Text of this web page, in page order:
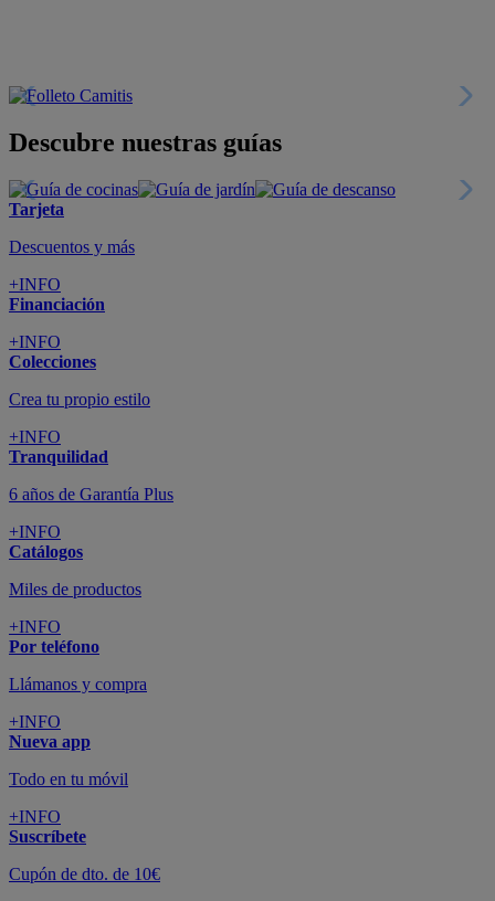
Descubre nuestras guías
Tarjeta
Descuentos y más
+INFO
Financiación
+INFO
Colecciones
Crea tu propio estilo
+INFO
Tranquilidad
6 años de Garantía Plus
+INFO
Catálogos
Miles de productos
+INFO
Por teléfono
Llámanos y compra
+INFO
Nueva app
Todo en tu móvil
+INFO
Suscríbete
Cupón de dto. de 10€